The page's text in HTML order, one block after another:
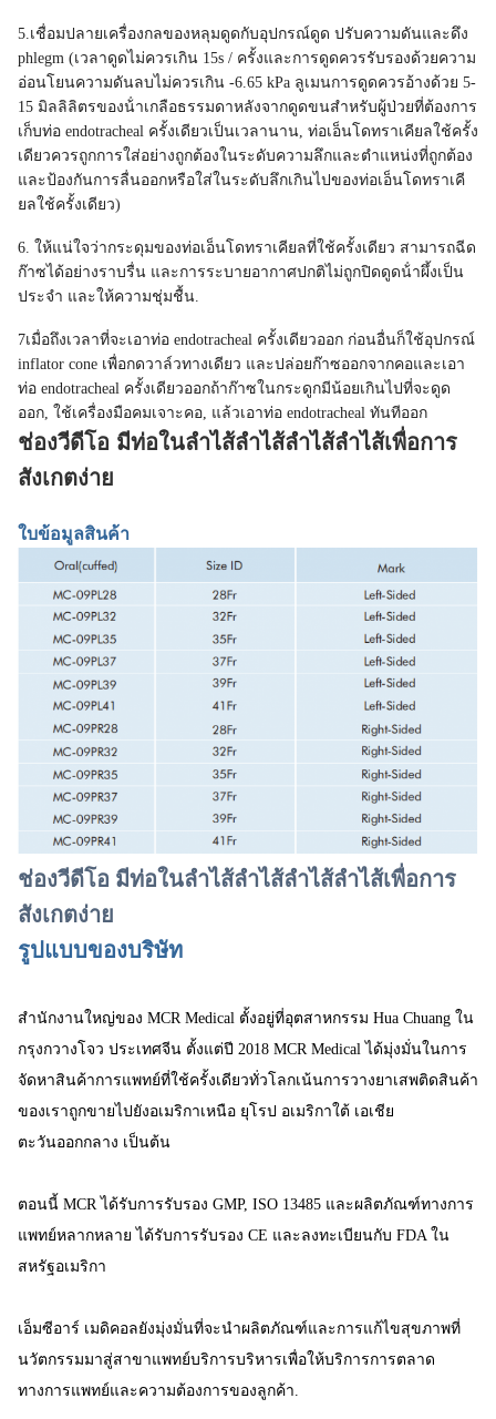
5.เชื่อมปลายเครื่องกลของหลุมดูดกับอุปกรณ์ดูด ปรับความดันและดึง
phlegm (เวลาดูดไม่ควรเกิน 15s / ครั้งและการดูดควรรับรองด้วยความ
อ่อนโยนความดันลบไม่ควรเกิน -6.65 kPa ลูเมนการดูดควรอ้างด้วย 5-
15 มิลลิลิตรของน้ําเกลือธรรมดาหลังจากดูดขนสําหรับผู้ป่วยที่ต้องการ
เก็บท่อ endotracheal ครั้งเดียวเป็นเวลานาน, ท่อเอ็นโดทราเคียลใช้ครั้ง
เดียวควรถูกการใส่อย่างถูกต้องในระดับความลึกและตําแหน่งที่ถูกต้อง
และป้องกันการลื่นออกหรือใส่ในระดับลึกเกินไปของท่อเอ็นโดทราเคี
ยลใช้ครั้งเดียว)
6. ให้แน่ใจว่ากระดุมของท่อเอ็นโดทราเคียลที่ใช้ครั้งเดียว สามารถฉีด
ก๊าซได้อย่างราบรื่น และการระบายอากาศปกติไม่ถูกปิดดูดน้ําผึ้งเป็น
ประจํา และให้ความชุ่มชื้น.
7เมื่อถึงเวลาที่จะเอาท่อ endotracheal ครั้งเดียวออก ก่อนอื่นก็ใช้อุปกรณ์
inflator cone เพื่อกดวาล์วทางเดียว และปล่อยก๊าซออกจากคอและเอา
ท่อ endotracheal ครั้งเดียวออกถ้าก๊าซในกระดูกมีน้อยเกินไปที่จะดูด
ออก, ใช้เครื่องมือคมเจาะคอ, แล้วเอาท่อ endotracheal ทันทีออก
ช่องวีดีโอ มีท่อในลําไส้ลําไส้ลําไส้ลําไส้เพื่อการ
สังเกตง่าย
ใบข้อมูลสินค้า
ช่องวีดีโอ มีท่อในลําไส้ลําไส้ลําไส้ลําไส้เพื่อการ
สังเกตง่าย
รูปแบบของบริษัท
สํานักงานใหญ่ของ MCR Medical ตั้งอยู่ที่อุตสาหกรรม Hua Chuang ใน
กรุงกวางโจว ประเทศจีน ตั้งแต่ปี 2018 MCR Medical ได้มุ่งมั่นในการ
จัดหาสินค้าการแพทย์ที่ใช้ครั้งเดียวทั่วโลกเน้นการวางยาเสพติดสินค้า
ของเราถูกขายไปยังอเมริกาเหนือ ยุโรป อเมริกาใต้ เอเชีย
ตะวันออกกลาง เป็นต้น
ตอนนี้ MCR ได้รับการรับรอง GMP, ISO 13485 และผลิตภัณฑ์ทางการ
แพทย์หลากหลาย ได้รับการรับรอง CE และลงทะเบียนกับ FDA ใน
สหรัฐอเมริกา
เอ็มซีอาร์ เมดิคอลยังมุ่งมั่นที่จะนําผลิตภัณฑ์และการแก้ไขสุขภาพที่
นวัตกรรมมาสู่สาขาแพทย์บริการบริหารเพื่อให้บริการการตลาด
ทางการแพทย์และความต้องการของลูกค้า.